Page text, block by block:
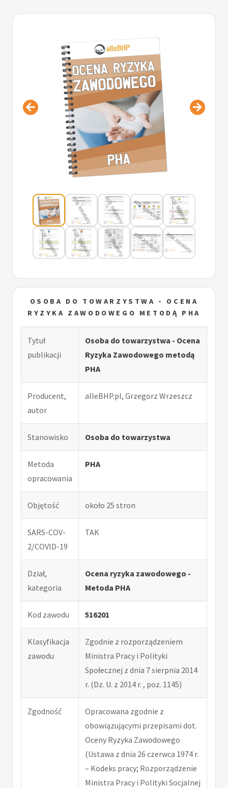
OSOBA DO TOWARZYSTWA - OCENA
RYZYKA ZAWODOWEGO METODĄ PHA
Tytuł
publikacji
Osoba do towarzystwa - Ocena
Ryzyka Zawodowego metodą
PHA
Producent,
autor
alleBHP.pl, Grzegorz Wrzeszcz
Stanowisko Osoba do towarzystwa
Metoda
opracowania
PHA
Objętość około 25 stron
SARS-COV-
2/COVID-19
TAK
Dział,
kategoria
Ocena ryzyka zawodowego -
Metoda PHA
Kod zawodu 516201
Klasyfikacja
zawodu
Zgodnie z rozporządzeniem
Ministra Pracy i Polityki
Społecznej z dnia 7 sierpnia 2014
r. (Dz. U. z 2014 r. , poz. 1145)
Zgodność
Opracowana zgodnie z
obowiązującymi przepisami dot.
Oceny Ryzyka Zawodowego
(Ustawa z dnia 26 czerwca 1974 r.
– Kodeks pracy; Rozporządzenie
Ministra Pracy i Polityki Socjalnej